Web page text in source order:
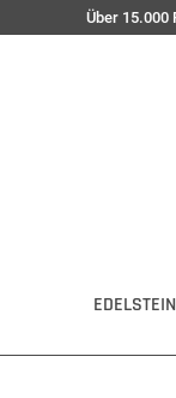
Über 15.000
EDELSTEIN